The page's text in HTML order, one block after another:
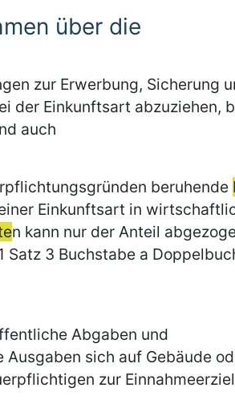
über die
zur Erwerbung, Sicherung
der Einkunftsart abzuziehen,
auch
beruhende
Einkunftsart in
n kann nur der Anteil
Satz 3 Buchstabe a
Abgaben und
sich auf Gebäude
zur